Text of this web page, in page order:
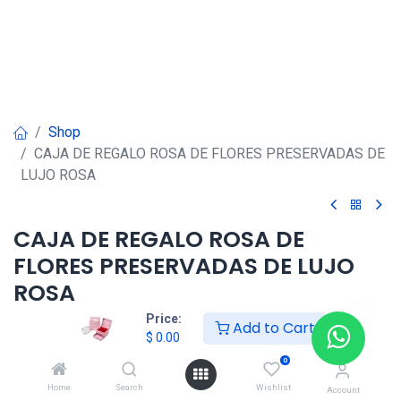
Price:
$ 0.00 Add to Cart
Home Search
0
Wishlist Account
Shop
CAJA DE REGALO ROSA DE FLORES PRESERVADAS DE
LUJO ROSA
CAJA DE REGALO ROSA DE
FLORES PRESERVADAS DE LUJO
ROSA
Agregar al carrito